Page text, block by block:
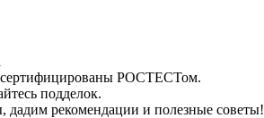
сертифицированы РОСТЕСТом.
подделок.
дадим рекомендации и полезные советы!